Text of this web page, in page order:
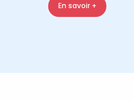
En savoir +